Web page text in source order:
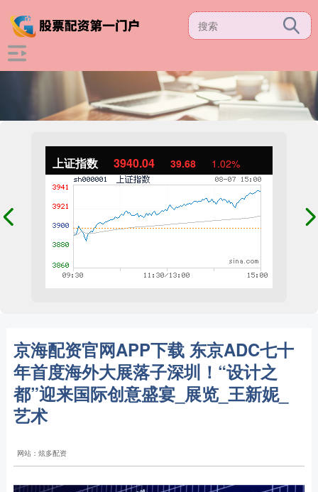
上证指数 3940.04 39.68 1.02%
京海配资官网APP下载 东京ADC七十
年首度海外大展落子深圳！“设计之
都”迎来国际创意盛宴_展览_王新妮_
艺术
网站：炫多配资